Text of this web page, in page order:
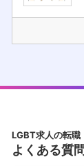
LGBT求人の転職
よくある質問